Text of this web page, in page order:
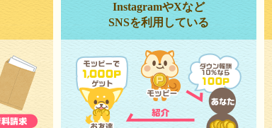
InstagramやXなど
SNSを利用している